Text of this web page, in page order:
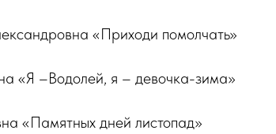
«Приходи помолчать»
«Я –Водолей, я – девочка-зима»
«Памятных дней листопад»